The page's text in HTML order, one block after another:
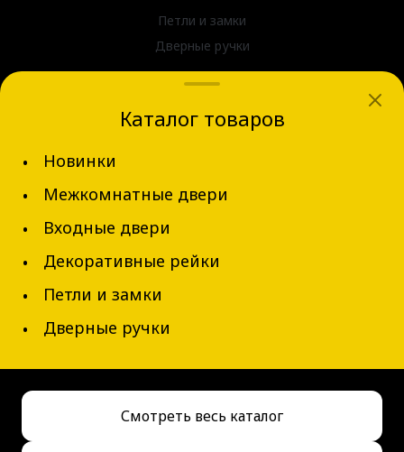
Петли и замки
Дверные ручки
г. Новосибирск, ул. Блюхера д.31
© 2026 AxelDoors, Все права защищены
Каталог товаров
Новинки
Межкомнатные двери
Входные двери
Декоративные рейки
Петли и замки
Дверные ручки
Смотреть весь каталог